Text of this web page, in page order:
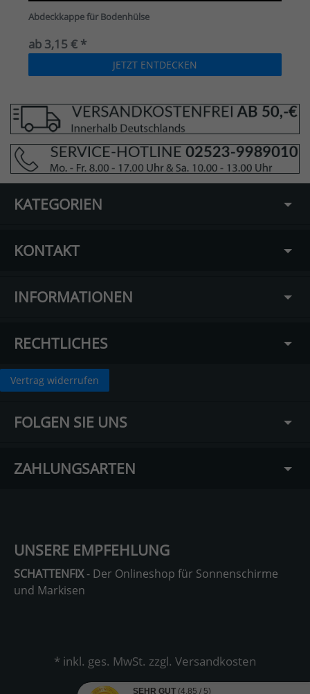
Abdeckkappe für Bodenhülse
ab 3,15 € *
JETZT ENTDECKEN
KATEGORIEN
KONTAKT
INFORMATIONEN
RECHTLICHES
Vertrag widerrufen
FOLGEN SIE UNS
ZAHLUNGSARTEN
UNSERE EMPFEHLUNG
SCHATTENFIX- Der Onlineshop für Sonnenschirme
und Markisen
* inkl. ges. MwSt. zzgl. Versandkosten
SEHR GUT (4.85 / 5)